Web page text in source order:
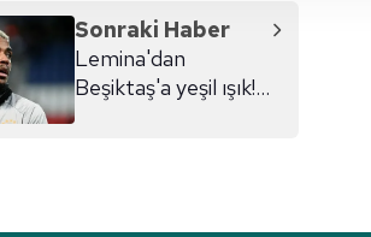
sınırlı olarak açık rızanız dahilinde
vasıtasıyla belirleyebilirsiniz. Çerezlere
ziyaret edebilirsiniz.
Sonraki Haber
Lemina'dan
Beşiktaş'a yeşil ışık!